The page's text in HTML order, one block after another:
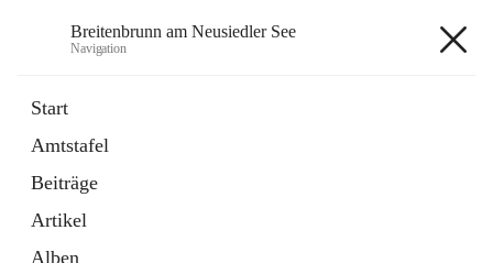
Breitenbrunn am Neusiedler See
Navigation
Start
Amtstafel
Beiträge
Artikel
Alben
18 Schnellzugriffe
Gemeindeservice